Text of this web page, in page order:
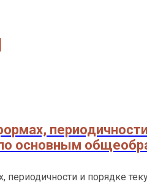
основным
и порядке